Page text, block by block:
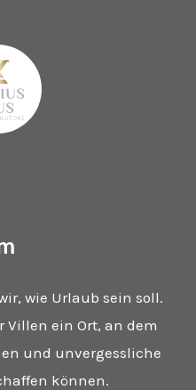
wie Urlaub sein soll.
Villen ein Ort, an dem
und unvergessliche
können.